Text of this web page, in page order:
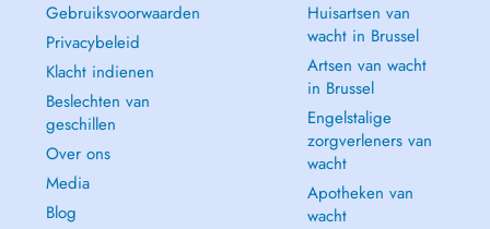
Gebruiksvoorwaarden
Privacybeleid
Klacht indienen
Beslechten van
geschillen
Over ons
Media
Blog
Huisartsen van
wacht in Brussel
Artsen van wacht
in Brussel
Engelstalige
zorgverleners van
wacht
Apotheken van
wacht